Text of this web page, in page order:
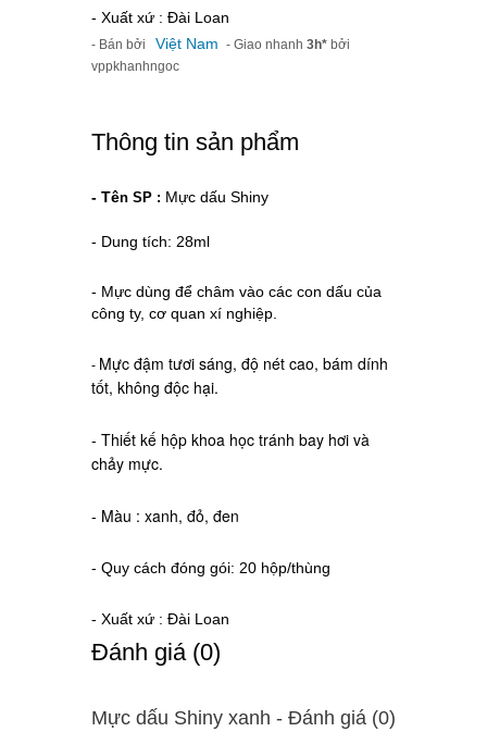
- Xuất xứ : Đài Loan
- Bán bởi Việt Nam - Giao nhanh 3h* bởi
vppkhanhngoc
Thông tin sản phẩm
- Tên SP : Mực dấu Shiny
- Dung tích: 28ml
- Mực dùng để châm vào các con dấu của
công ty, cơ quan xí nghiệp.
- Mực đậm tươi sáng, độ nét cao, bám dính
tốt, không độc hại.
- Thiết kế hộp khoa học tránh bay hơi và
chảy mực.
- Màu : xanh, đỏ, đen
- Quy cách đóng gói: 20 hộp/thùng
- Xuất xứ : Đài Loan
Ðánh giá (0)
Mực dấu Shiny xanh - Ðánh giá (0)